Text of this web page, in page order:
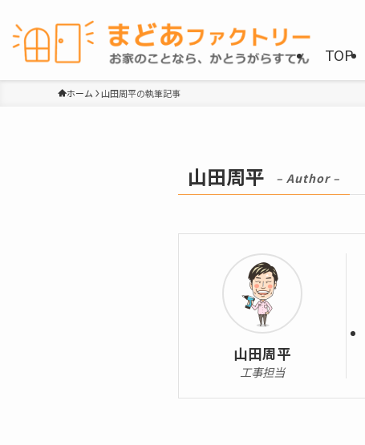
TOP
ホーム 山田周平の執筆記事
山田周平 – Author –
山田周平
工事担当